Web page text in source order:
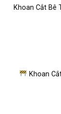
Khoan Cắt Bê
Khoan